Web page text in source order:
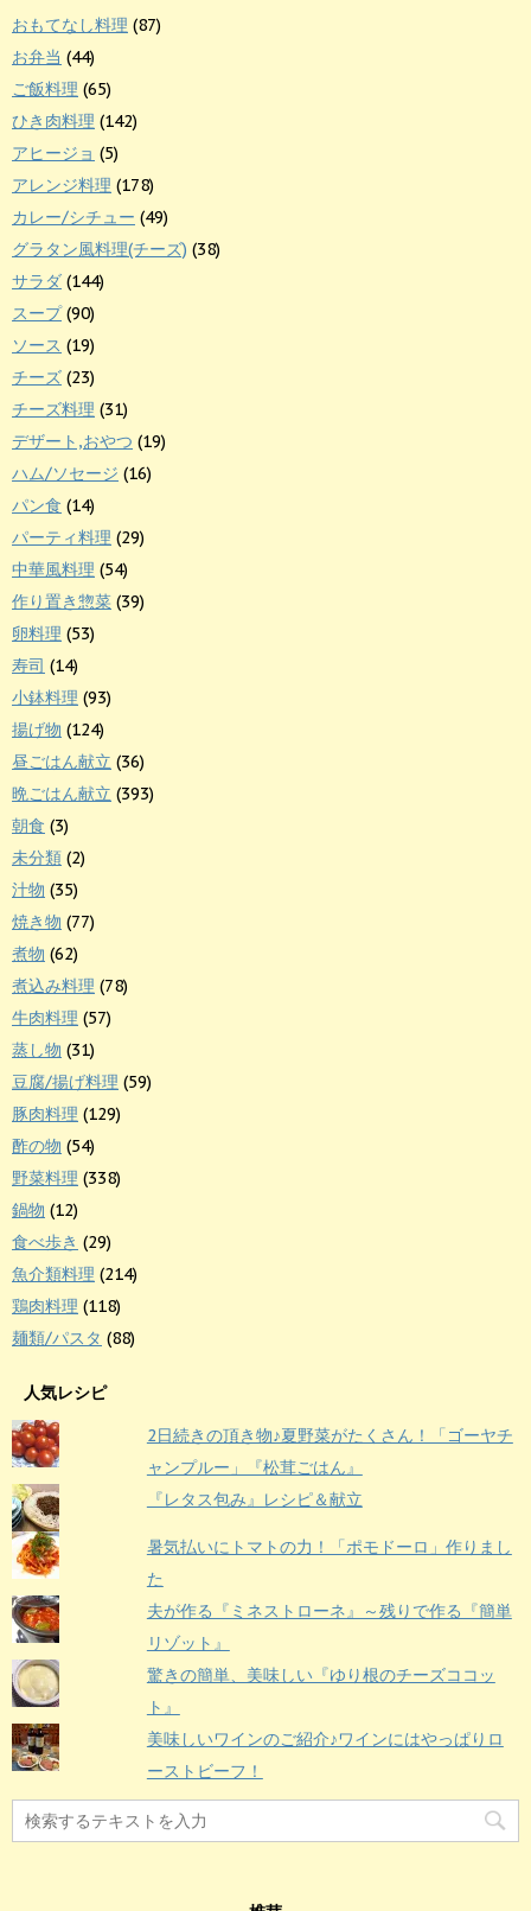
おもてなし料理 (87)
お弁当 (44)
ご飯料理 (65)
ひき肉料理 (142)
アヒージョ (5)
アレンジ料理 (178)
カレー/シチュー (49)
グラタン風料理(チーズ) (38)
サラダ (144)
スープ(90)
ソース (19)
チーズ (23)
チーズ料理 (31)
デザート,おやつ (19)
ハム/ソセージ (16)
パン食 (14)
パーティ料理 (29)
中華風料理 (54)
作り置き惣菜 (39)
卵料理 (53)
寿司 (14)
小鉢料理 (93)
揚げ物 (124)
昼ごはん献立 (36)
晩ごはん献立 (393)
朝食 (3)
未分類 (2)
汁物 (35)
焼き物 (77)
煮物 (62)
煮込み料理 (78)
牛肉料理 (57)
蒸し物 (31)
豆腐/揚げ料理 (59)
豚肉料理 (129)
酢の物 (54)
野菜料理 (338)
鍋物 (12)
食べ歩き (29)
魚介類料理 (214)
鶏肉料理 (118)
麺類/パスタ (88)
人気レシピ
2日続きの頂き物♪夏野菜がたくさん！「ゴーヤチ
ャンプルー」『松茸ごはん』
『レタス包み』レシピ＆献立
暑気払いにトマトの力！「ポモドーロ」作りまし
た
夫が作る『ミネストローネ』～残りで作る『簡単
リゾット』
驚きの簡単、美味しい『ゆり根のチーズココッ
ト』
美味しいワインのご紹介♪ワインにはやっぱりロ
ーストビーフ！